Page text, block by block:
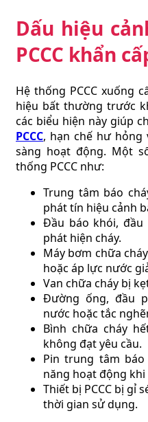
Dấu hiệu
PCCC khẩn
Hệ thống PCCC xuống
hiệu bất thường trước
các biểu hiện này giúp
PCCC, hạn chế hư hỏng
sàng hoạt động. Một
thống PCCC như:
Trung tâm báo
phát tín hiệu cảnh
Đầu báo khói,
phát hiện cháy.
Máy bơm chữa
hoặc áp lực nước
Van chữa cháy bị
Đường ống, đầu
nước hoặc tắc
Bình chữa cháy
không đạt yêu cầu.
Pin trung tâm
năng hoạt động khi
Thiết bị PCCC bị gỉ
thời gian sử dụng.